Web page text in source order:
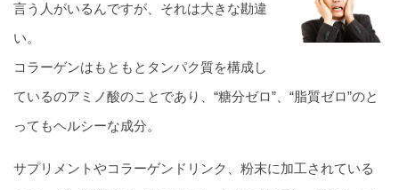
言う人がいるんですが、それは大きな勘違
い。
コラーゲンはもともとタンパク質を構成し
ているのアミノ酸のことであり、“糖分ゼロ”、“脂質ゼロ”のと
ってもヘルシーな成分。
サプリメントやコラーゲンドリンク、粉末に加工されている